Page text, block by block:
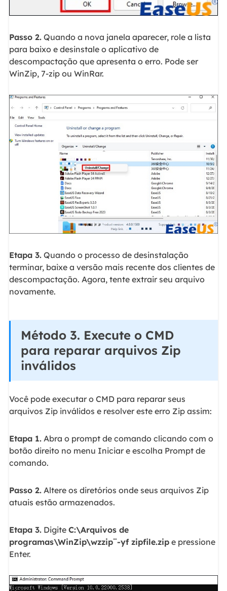
Passo 2.Quando a nova janela aparecer, role a lista
para baixo e desinstale o aplicativo de
descompactação que apresenta o erro. Pode ser
WinZip, 7-zip ou WinRar.
Etapa 3.Quando o processo de desinstalação
terminar, baixe a versão mais recente dos clientes de
descompactação. Agora, tente extrair seu arquivo
novamente.
Método 3. Execute o CMD
para reparar arquivos Zip
inválidos
Você pode executar o CMD para reparar seus
arquivos Zip inválidos e resolver este erro Zip assim:
Etapa 1.Abra o prompt de comando clicando com o
botão direito no menu Iniciar e escolha Prompt de
comando.
Passo 2.Altere os diretórios onde seus arquivos Zip
atuais estão armazenados.
Etapa 3.Digite C:\Arquivos de
programas\WinZip\wzzip¨-yf zipfile.zipe pressione
Enter.